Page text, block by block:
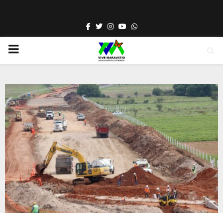
Facebook
TwitterInstagram
YoutubeWhatsapp
PRIMARY